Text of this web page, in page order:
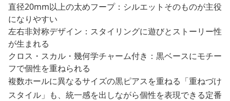
直径20mm以上の太めフープ：シルエットそのものが主役
になりやすい
左右非対称デザイン：スタイリングに遊びとストーリー性
が生まれる
クロス・スカル・幾何学チャーム付き：黒ベースにモチー
フで個性を重ねられる
複数ホールに異なるサイズの黒ピアスを重ねる「重ねづけ
スタイル」も、統一感を出しながら個性を表現できる定番